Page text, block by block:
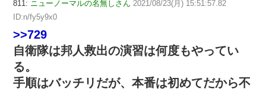
811: ニューノーマルの名無しさん 2021/08/23(月) 15:51:57.82
ID:n/fy5y9x0
>>729
自衛隊は邦人救出の演習は何度もやってい
る。
手順はバッチリだが、本番は初めてだから不